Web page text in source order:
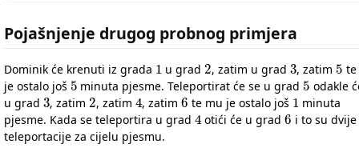
Pojašnjenje drugog probnog primjera
Dominik će krenuti iz grada u grad , zatim u grad , zatim
je ostalo još
5
minuta pjesme. Teleportirat će se u grad
5
odakle
u grad
3
, zatim
2
, zatim
4
, zatim
6
te mu je ostalo još
1
minuta
pjesme. Kada se teleportira u grad
4
otići će u grad
6
i to su dvije
teleportacije za cijelu pjesmu.